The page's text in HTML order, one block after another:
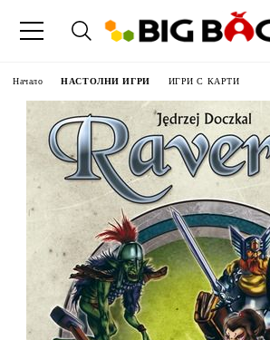
Начало НАСТОЛНИ ИГРИ ИГРИ С КАРТИ